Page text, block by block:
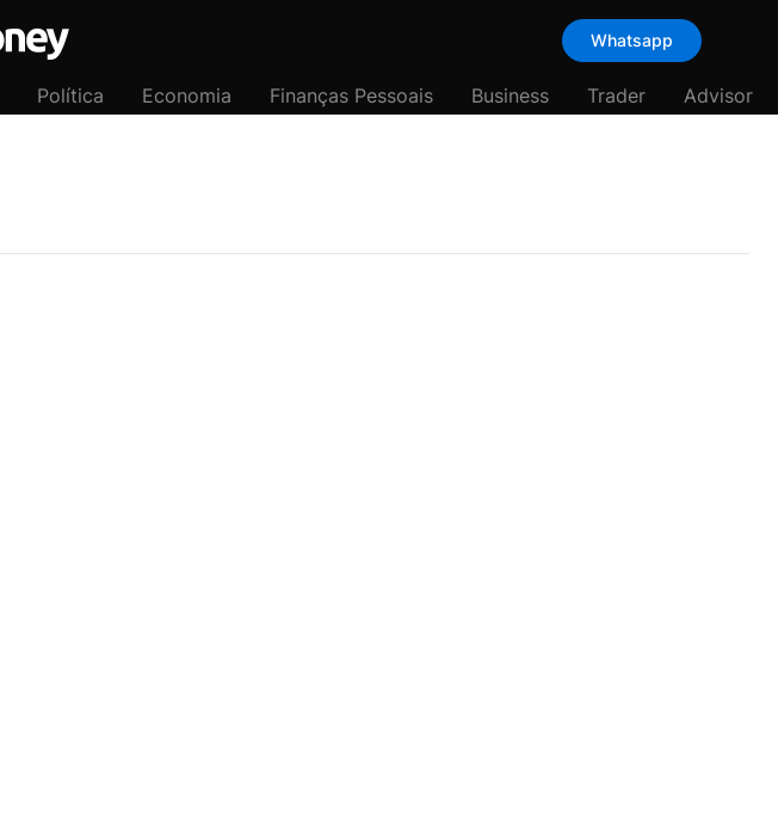
Whatsapp
Política Economia Finanças Pessoais Business Trader Advisor